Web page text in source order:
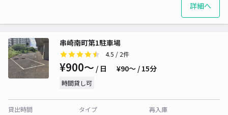
詳細へ
串崎南町第1駐車場
4.5 / 2件
¥900〜 / 日 ¥90〜 / 15分
時間貸し可
貸出時間
タイプ
再入庫